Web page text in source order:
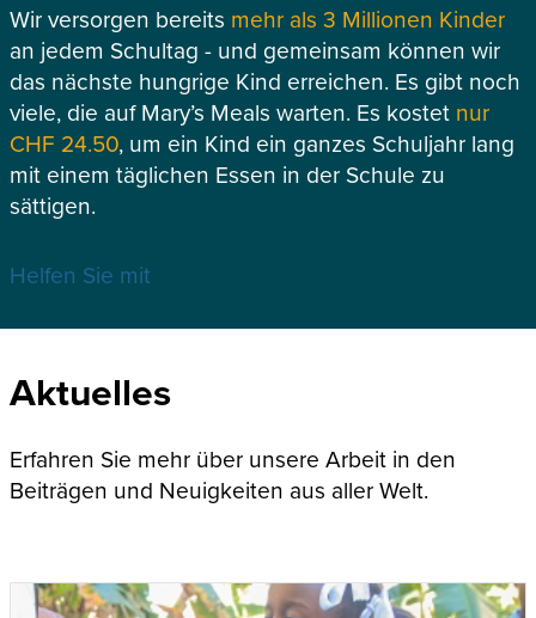
Wir versorgen bereits mehr als 3 Millionen Kinder
an jedem Schultag - und gemeinsam können wir
das nächste hungrige Kind erreichen. Es gibt noch
viele, die auf Mary’s Meals warten. Es kostet nur
CHF 24.50, um ein Kind ein ganzes Schuljahr lang
mit einem täglichen Essen in der Schule zu
sättigen.
Helfen Sie mit
Aktuelles
Erfahren Sie mehr über unsere Arbeit in den
Beiträgen und Neuigkeiten aus aller Welt.